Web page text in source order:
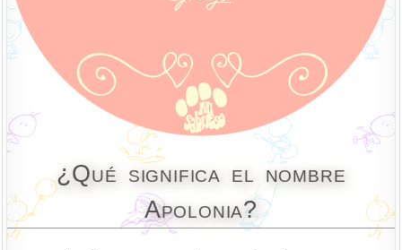
¿Qué significa el nombre
Apolonia?